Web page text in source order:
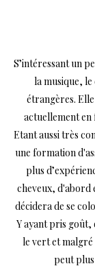
S’intéressant un
la musique, le
étrangères.
actuellement en
Etant aussi très
une formation
plus
cheveux, d'abord
décidera de se
Y ayant pris goût,
le vert et malgré
peut